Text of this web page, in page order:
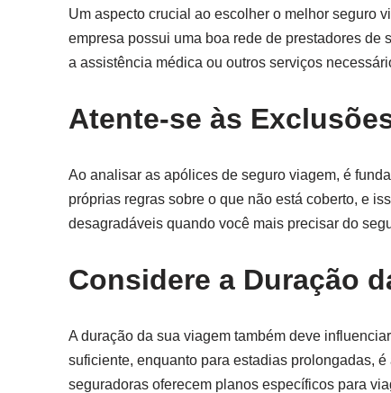
Um aspecto crucial ao escolher o melhor seguro
empresa possui uma boa rede de prestadores
a assistência médica ou outros serviços
Atente-se às
Ao analisar as apólices de seguro viagem, é
próprias regras sobre o que não está coberto, e
desagradáveis quando você mais precisar do
Considere a Duração
A duração da sua viagem também deve
suficiente, enquanto para estadias prolongadas,
seguradoras oferecem planos específicos para